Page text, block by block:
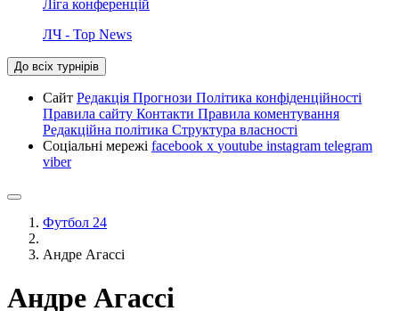
Ліга конференцій
ЛЧ - Top News
До всіх турнірів
Сайт Редакція Прогнози Політика конфіденційності
Правила сайту Контакти Правила коментування
Редакційна політика Структура власності
Соціальні мережі facebook x youtube instagram telegram
viber
Футбол 24
Андре Агассі
Андре Агассі